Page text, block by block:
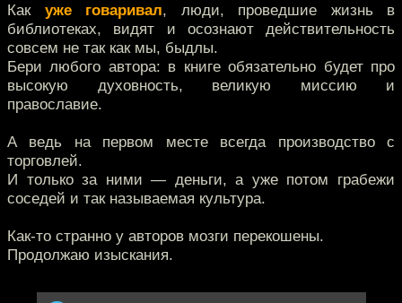
Как уже говаривал, люди, проведшие жизнь в
библиотеках, видят и осознают действительность
совсем не так как мы, быдлы.
Бери любого автора: в книге обязательно будет про
высокую духовность, великую миссию и
православие.
А ведь на первом месте всегда производство c
торговлей.
И только за ними — деньги, а уже потом грабежи
соседей и так называемая культура.
Как-то странно у авторов мозги перекошены.
Продолжаю изыскания.